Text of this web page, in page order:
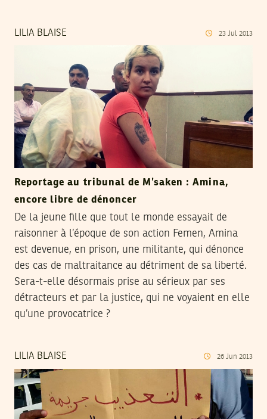
LILIA BLAISE 23 Jul 2013
Reportage au tribunal de M’saken : Amina,
encore libre de dénoncer
De la jeune fille que tout le monde essayait de
raisonner à l’époque de son action Femen, Amina
est devenue, en prison, une militante, qui dénonce
des cas de maltraitance au détriment de sa liberté.
Sera-t-elle désormais prise au sérieux par ses
détracteurs et par la justice, qui ne voyaient en elle
qu’une provocatrice ?
LILIA BLAISE 26 Jun 2013